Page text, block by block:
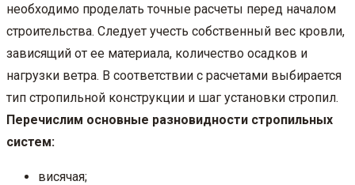
необходимо проделать точные расчеты перед началом
строительства. Следует учесть собственный вес кровли,
зависящий от ее материала, количество осадков и
нагрузки ветра. В соответствии с расчетами выбирается
тип стропильной конструкции и шаг установки стропил.
Перечислим основные разновидности стропильных
систем:
висячая;